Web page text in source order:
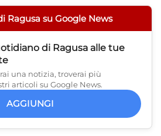
Ragusa su Google News
di Ragusa alle tue
una notizia, troverai più
articoli su Google News.
AGGIUNGI